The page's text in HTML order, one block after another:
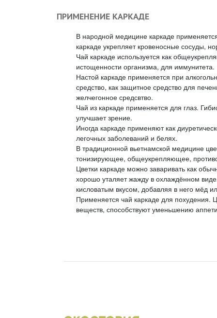
ПРИМЕНЕНИЕ КАРКАДЕ
В народной медицине каркаде
каркаде укрепляет кровеносные сосуды,
Чай каркаде используется как
истощенности организма, для иммунитета.
Настой каркаде применяется при
средство, как защитное средство для
желчегонное средсвтво.
Чай из каркаде применяется для глаз.
улучшает зрение.
Иногда каркаде применяют как
легочных заболеваний и белях.
В традиционной вьетнамской медицине
тонизирующее, общеукрепляющее,
Цветки каркаде можно заваривать как
хорошо уталяет жажду в охлаждённом
кисловатым вкусом, добавляя в него мёд
Применяется чай каркаде для похудения.
веществ, способствуют уменьшению